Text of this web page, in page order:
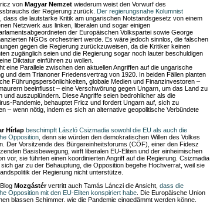
von Magyar Nemzet wiederum weist den Vorwurf des
der Regierung zurück. Der regierungsnahe Kolumnist
, dass die lautstarke Kritik am ungarischen Notstandsgesetz von einem
Netzwerk aus linken, liberalen und sogar einigen
der Europäischen Volkspartei sowie George
NGOs orchestriert werde. Es wäre jedoch sinnlos, die falschen
gegen die Regierung zurückzuweisen, da die Kritiker keinen
zugänglich seien und die Regierung sogar noch lauter beschuldigen
Diktatur einführen zu wollen.
eine Parallele zwischen den aktuellen Angriffen auf die ungarische
und dem Trianoner Friedensvertrag von 1920. In beiden Fällen planten
Führungspersönlichkeiten, globale Medien und Finanzinvestoren –
beeinflusst – eine Verschwörung gegen Ungarn, um das Land zu
und auszuplündern. Diese Angriffe seien bedrohlicher als die
Pandemie, behauptet Fricz und fordert Ungarn auf, sich zu
– wenn nötig, indem es sich an alternative geopolitische Verbündete
Hírlap beschimpft László Csizmadia sowohl die EU als auch die
Opposition , denn sie würden den demokratischen Willen des Volkes
Der Vorsitzende des Bürgereinheitsforums (CÖF), einer den Fidesz
Basisbewegung, wirft liberalen EU-Eliten und der einheimischen
vor, sie führten einen koordinierten Angriff auf die Regierung. Csizmadia
gar zu der Behauptung, die Opposition begehe Hochverrat, weil sie
der Regierung nicht unterstütze.
Mozgástérvertritt auch Tamás Lánczi die Ansicht, dass die
Opposition mit den EU-Eliten konspiriert habe . Die Europäische Union
blassen Schimmer, wie die Pandemie eingedämmt werden könne.